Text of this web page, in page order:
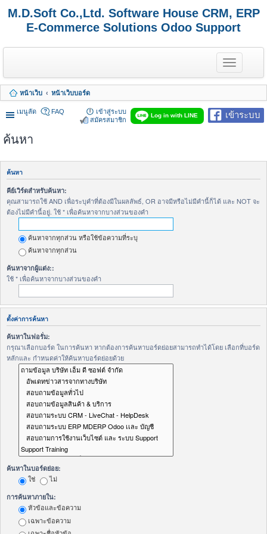
M.D.Soft Co.,Ltd. Software House CRM, ERP
E-Commerce Solutions Odoo Support
T
o
g
l
e
n
a
a
i
หน้าเว็บ หน้าเว็บบอร์ด
เมนูลัด เข้าระบบ
Log in with LINE
FAQ
เข้าสู่ระบบ
สมัครสมาชิก
ค้นหา
ค้นหา
คีย์เวิร์ดสำหรับค้นหา:
คุณสามารถใช้ AND เพื่อระบุคำที่ต้องมีในผลลัพธ์, OR อาจมีหรือไม่มีคำนี้ก็ได้ และ NOT จะ
ต้องไม่มีคำนี้อยู่. ใช้ * เพื่อค้นหาจากบางส่วนของคำ
ค้นหาจากทุกส่วน หรือใช้ข้อความที่ระบุ
ค้นหาจากทุกส่วน
ค้นหาจากผู้แต่ง::
ใช้ * เพื่อค้นหาจากบางส่วนของคำ
ตั้งค่าการค้นหา
ค้นหาในฟอรั่ม:
กรุณาเลือกบอร์ด ในการค้นหา หากต้องการค้นหาบอร์ดย่อยสามารถทำได้โดย เลือกที่บอร์ด
หลักและ กำหนดค่าให้ค้นหาบอร์ดย่อยด้วย
ค้นหาในบอร์ดย่อย:
ใช่ ไม่
การค้นหาภายใน:
หัวข้อและข้อความ
เฉพาะข้อความ